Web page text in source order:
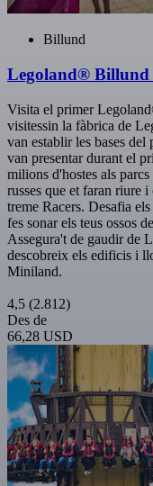
Billund
Legoland® Billund
Visita el primer
visitessin la fàbrica de
van establir les bases
van presentar durant el
milions d'hostes als
russes que et faran riure
treme Racers. Desafia
fes sonar els teus ossos
Assegura't de gaudir de
descobreix els edificis i
Miniland.
4,5 (2.812)
Des de
66,28 USD